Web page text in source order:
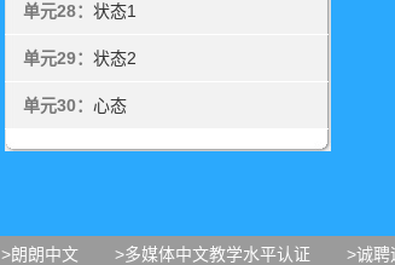
单元28： 状态1
单元29： 状态2
单元30： 心态
>朗朗中文 >多媒体中文教学水平认证 >诚聘